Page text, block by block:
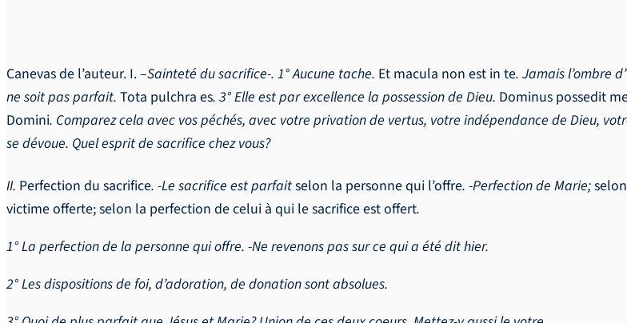
Canevas de l’auteur. I. –Sainteté du sacrifice-. 1° Aucune tache. Et macula non est in te. Jamais l’ombre
ne soit pas parfait. Tota pulchra es. 3° Elle est par excellence la possession de Dieu. Dominus possedit
Domini. Comparez cela avec vos péchés, avec votre privation de vertus, votre indépendance de Dieu,
se dévoue. Quel esprit de sacrifice chez vous?
II. Perfection du sacrifice. -Le sacrifice est parfaitselon la personne qui l’offre. -Perfection de Marie;
victime offerte; selon la perfection de celui à qui le sacrifice est offert.
1° La perfection de la personne qui offre. -Ne revenons pas sur ce qui a été dit hier.
2° Les dispositions de foi, d’adoration, de donation sont absolues.